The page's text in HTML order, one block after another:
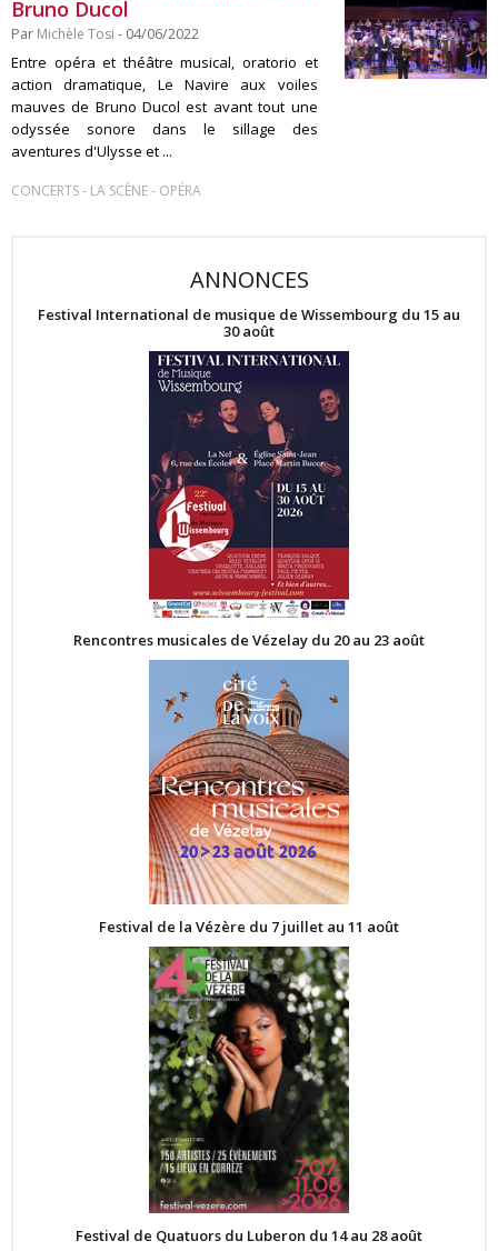
Bruno Ducol
Par Michèle Tosi - 04/06/2022
Entre opéra et théâtre musical, oratorio et
action dramatique, Le Navire aux voiles
mauves de Bruno Ducol est avant tout une
odyssée sonore dans le sillage des
aventures d'Ulysse et ...
CONCERTS- LA SCÈNE- OPÉRA
ANNONCES
Festival International de musique de Wissembourg du 15 au
30 août
Rencontres musicales de Vézelay du 20 au 23 août
Festival de la Vézère du 7 juillet au 11 août
Festival de Quatuors du Luberon du 14 au 28 août